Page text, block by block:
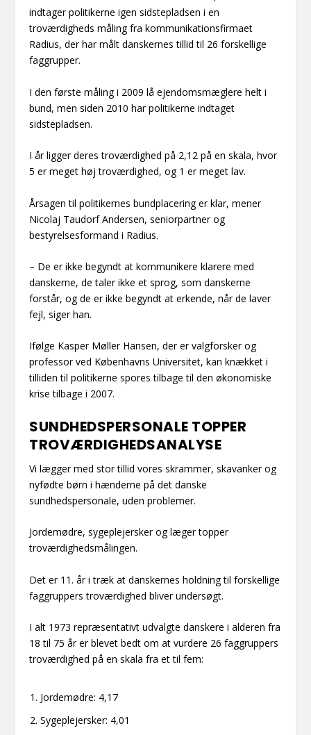
indtager politikerne igen sidstepladsen i en
troværdigheds måling fra kommunikationsfirmaet
Radius, der har målt danskernes tillid til 26 forskellige
faggrupper.
I den første måling i 2009 lå ejendomsmæglere helt i
bund, men siden 2010 har politikerne indtaget
sidstepladsen.
I år ligger deres troværdighed på 2,12 på en skala, hvor
5 er meget høj troværdighed, og 1 er meget lav.
Årsagen til politikernes bundplacering er klar, mener
Nicolaj Taudorf Andersen, seniorpartner og
bestyrelsesformand i Radius.
– De er ikke begyndt at kommunikere klarere med
danskerne, de taler ikke et sprog, som danskerne
forstår, og de er ikke begyndt at erkende, når de laver
fejl, siger han.
Ifølge Kasper Møller Hansen, der er valgforsker og
professor ved Københavns Universitet, kan knækket i
tilliden til politikerne spores tilbage til den økonomiske
krise tilbage i 2007.
SUNDHEDSPERSONALE TOPPER
TROVÆRDIGHEDSANALYSE
Vi lægger med stor tillid vores skrammer, skavanker og
nyfødte børn i hænderne på det danske
sundhedspersonale, uden problemer.
Jordemødre, sygeplejersker og læger topper
troværdighedsmålingen.
Det er 11. år i træk at danskernes holdning til forskellige
faggruppers troværdighed bliver undersøgt.
I alt 1973 repræsentativt udvalgte danskere i alderen fra
18 til 75 år er blevet bedt om at vurdere 26 faggruppers
troværdighed på en skala fra et til fem:
Jordemødre: 4,17
Sygeplejersker: 4,01